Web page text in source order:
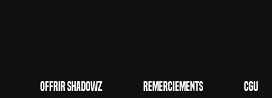
Offrir Shadowz Remerciements CGU